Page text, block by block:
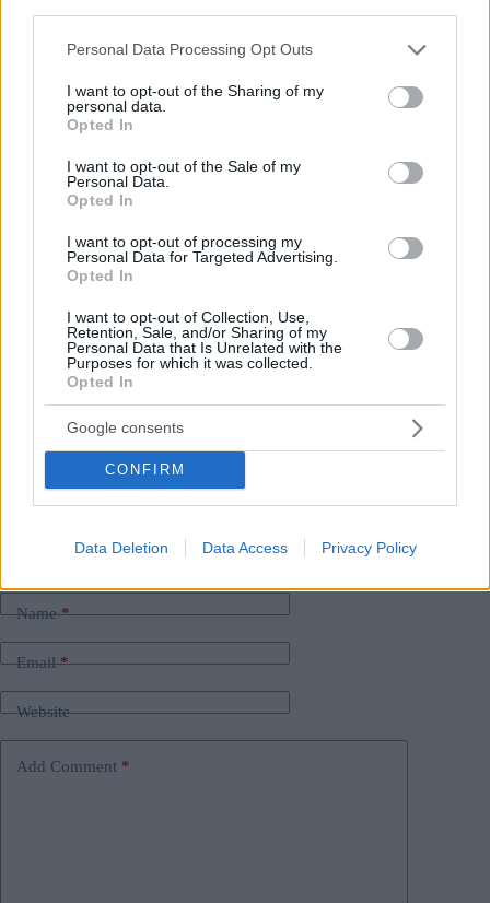
Please note that this website/app uses one or more Google
not limited to your visit or usage behaviour. You may click to
grant or deny consent to Google and its third-party tags to
use your data for below specified purposes in below Google
consent section.
Personal Data Processing Opt Outs
I want to opt-out of the Sharing of my
personal data.
Opted In
I want to opt-out of the Sale of my
Personal Data.
Opted In
I want to opt-out of processing my
Personal Data for Targeted Advertising.
Opted In
I want to opt-out of Collection, Use,
Retention, Sale, and/or Sharing of my
Personal Data that Is Unrelated with the
Purposes for which it was collected.
Opted In
Google consents
CONFIRM
Data Deletion Data Access Privacy Policy
Immunitätsbescheinigungen erforderlich sind.
Folgende Maßnahmen scheinen zum Zeitpunkt des
Die Ausgangssperre dauert von 10 Uhr bis 5 Uhr
morgens;
Geschäfte können geöffnet sein, mit einer
Kunden-/Quadratmetergrenze: 1 Kunde/10
Quadratmeter/Laden kann an jedem Ort gleichzeitig
sein;
Dienstleistungen können geöffnet sein;
Das Tragen von Masken ist auf der Straße, in
obligatorisch
Coronavirus-Impfstoff in Ungarn
Gesundheit #Gesundheitssystem #Theater
#ungarische regierung
ungarisches Gesundheitssystem #ungarn
Your email address will not be published. Required fields are marked*
Name*
Email*
Website
Add Comment *